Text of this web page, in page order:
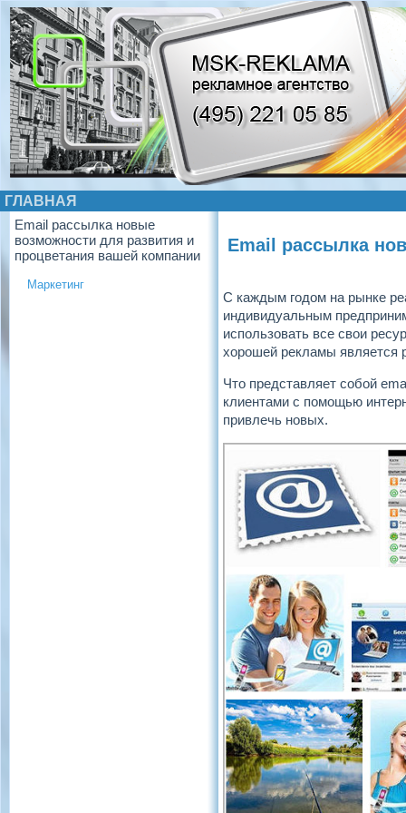
ГЛАВНАЯ
Email рассылка новые
возможности для развития и
процветания вашей компании
Маркетинг
Email рассылка
С каждым годом на рынке
индивидуальным
использовать все свои
хорошей рекламы является
Что представляет собой
клиентами с помощью
привлечь новых.